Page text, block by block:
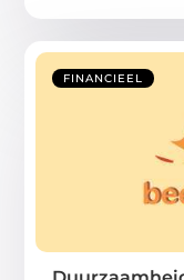
FINANCIEEL